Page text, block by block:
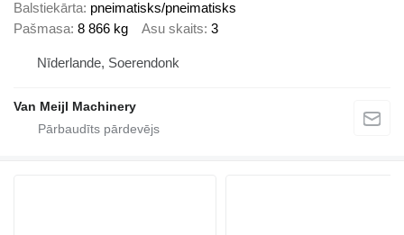
Balstiekārta pneimatisks/pneimatisks
Pašmasa 8 866 kg Asu skaits 3
Nīderlande, Soerendonk
Van Meijl Machinery